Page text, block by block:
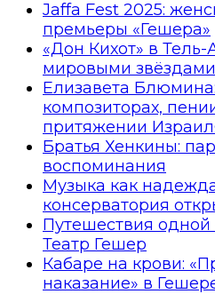
Jaffa Fest 2025:
премьеры «Гешера»
«Дон Кихот» в
мировыми
Елизавета
композиторах,
притяжении
Братья Хенкины:
воспоминания
Музыка как
консерватория
Путешествия
Театр Гешер
Кабаре на крови:
наказание» в